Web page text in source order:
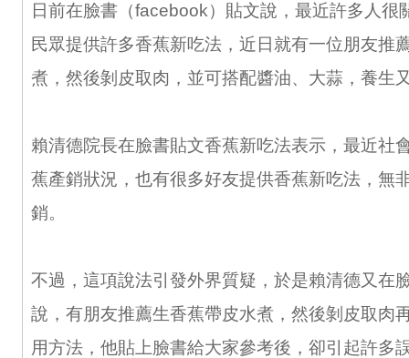
日前在臉書（facebook）貼文說，最近許多人很
民眾提供許多香蕉新吃法，近日就有一位朋友推
煮，然後剝皮取肉，並可搭配醬油、大蒜，養生
賴清德院長在臉書貼文香蕉新吃法表示，最近社
蕉產銷狀況，也有很多好友提供香蕉新吃法，無
銷。
不過，這項說法引發外界質疑，於是賴清德又在
說，有朋友推薦生香蕉帶皮水煮，然後剝皮取肉
用方法，他貼上臉書給大家參考後，卻引起許多